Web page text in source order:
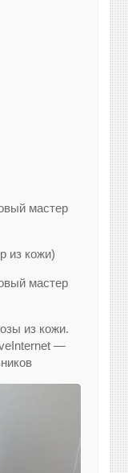
из кожи)
из кожи.
—